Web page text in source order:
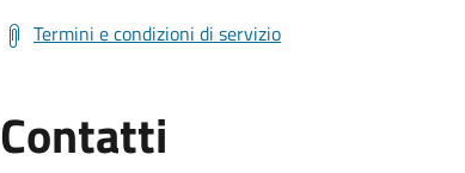
Termini e condizioni di servizio
Contatti